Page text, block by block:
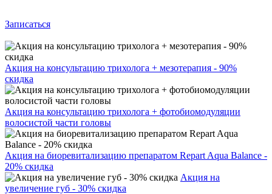
Записаться
Акция на консультацию трихолога + мезотерапия - 90%
скидка
Акция на консультацию трихолога + фотобиомодуляции
волосистой части головы
Акция на биоревитализацию препаратом Repart Aqua Balance -
20% скидка
Акция на
увеличение губ - 30% скидка